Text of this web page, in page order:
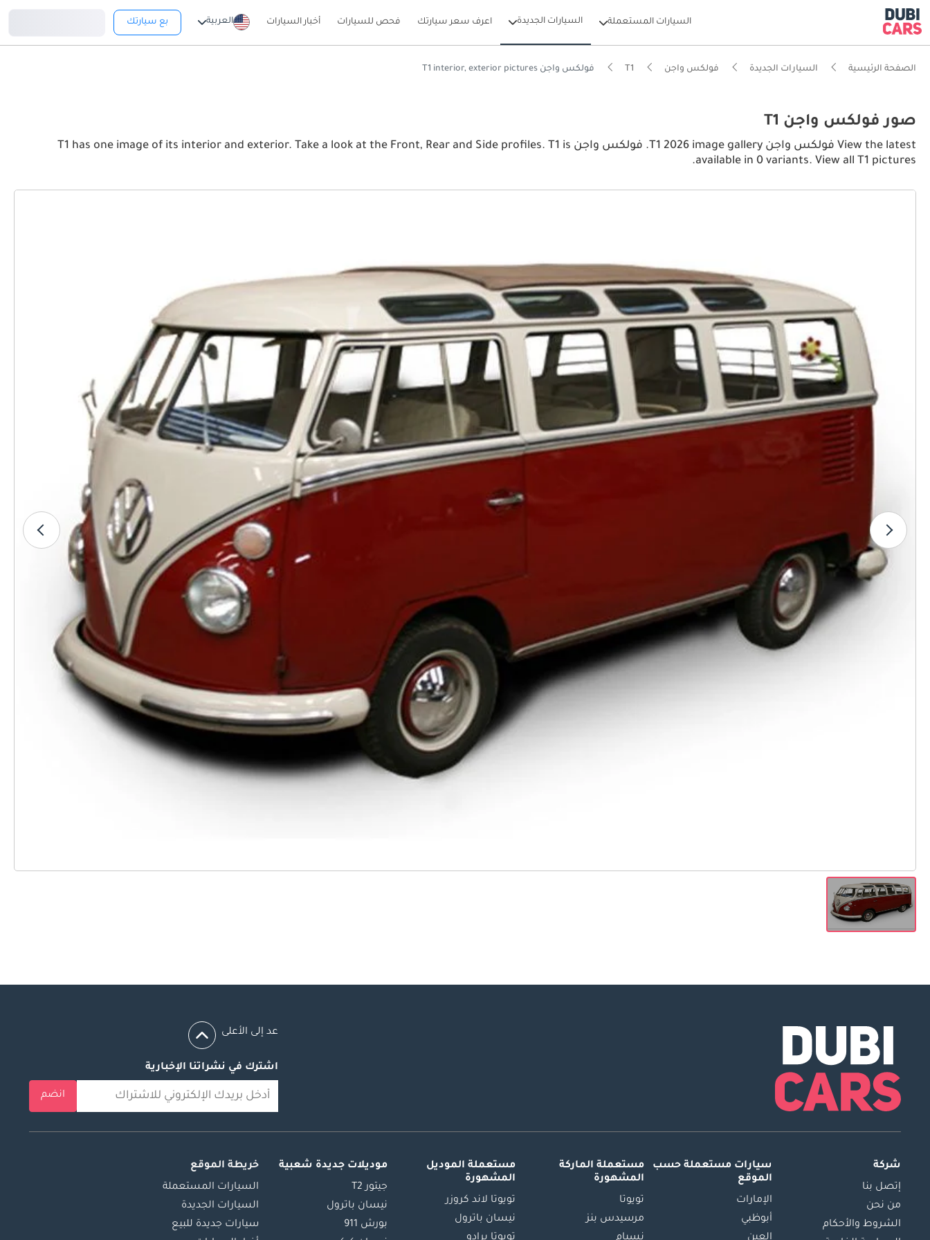
السيارات المستعملة السيارات الجديدة اعرف سعر سيارتك فحص للسيارات أخبار السيارات العربية بع سيارتك
الصفحة الرئيسية السيارات الجديدة فولكس واجن T1 فولكس واجن T1 interior, exterior pictures
صور فولكس واجن T1
View the latest فولكس واجن T1 2026 image gallery. فولكس واجن T1 has one image of its interior and exterior. Take a look at the Front, Rear and Side profiles. T1 is
available in 0 variants. View all T1 pictures.
عد إلى الأعلى
اشترك في نشراتنا الإخبارية
انضم
شركة
إتصل بنا
من نحن
الشروط والأحكام
سيارات مستعملة حسب
الموقع
الإمارات
أبوظبي
العين
مستعملة الماركة
المشهورة
تويوتا
مرسيدس بنز
نسيام
مستعملة الموديل
المشهورة
تويوتا لاند كروزر
نيسان باترول
تويوتا برادو
موديلات جديدة شعبية
جيتور T2
نيسان باترول
بورش 911
خريطة الموقع
السيارات المستعملة
السيارات الجديدة
سيارات جديدة للبيع